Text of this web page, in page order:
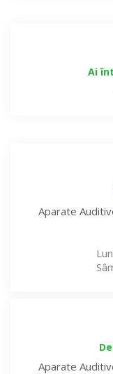
Ai
Aparate
Aparate